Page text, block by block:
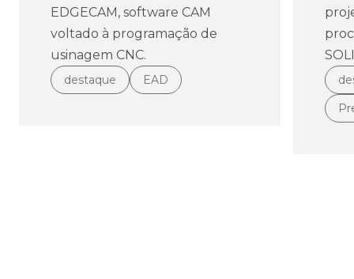
EDGECAM, software CAM
voltado à programação de
usinagem CNC.
destaque EAD